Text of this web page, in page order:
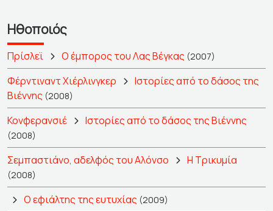
Ηθοποιός
Πρίσλεϊ Ο έμπορος του Λας Βέγκας (2007)
Φέρντιναντ Χιέρλινγκερ
Ιστορίες από το δάσος της
Βιέννης (2008)
Κονφερανσιέ Ιστορίες από το δάσος της Βιέννης
(2008)
Σεμπαστιάνο, αδελφός του Αλόνσο Η Τρικυμία
(2008)
Ο εφιάλτης της ευτυχίας (2009)